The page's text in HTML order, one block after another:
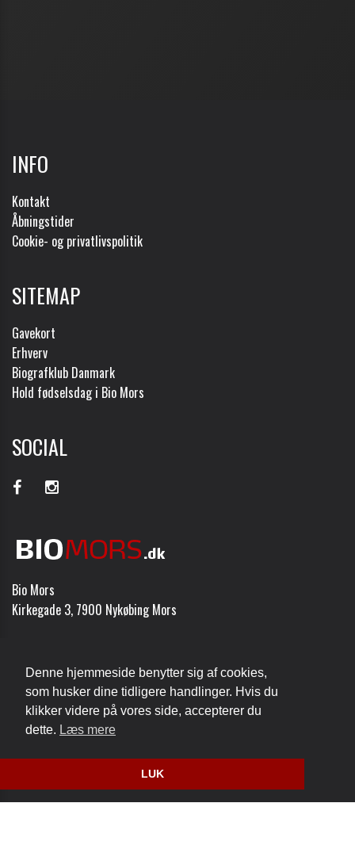
Denne hjemmeside benytter sig af cookies,
som husker dine tidligere handlinger. Hvis du
klikker videre på vores side, accepterer du
dette. Læs mere
LUK
INFO
Kontakt
Åbningstider
Cookie- og privatlivspolitik
SITEMAP
Gavekort
Erhverv
Biografklub Danmark
Hold fødselsdag i Bio Mors
SOCIAL
Bio Mors
Kirkegade 3, 7900 Nykøbing Mors
Email: post@biomors.dk
Cookie- og privatlivspolitik